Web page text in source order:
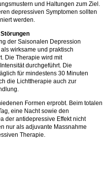
und Haltungen zum Ziel.
depressiven Symptomen sollten
werden.
der Saisonalen Depression
wirksame und praktisch
Die Therapie wird mit
durchgeführt. Die
für mindestens 30 Minuten
die Lichttherapie auch zur
Formen erprobt. Beim totalen
eine Nacht sowie den
der antidepressive Effekt nicht
nur als adjuvante Massnahme
Therapie.